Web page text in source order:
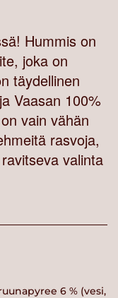
Hummis on
joka on
täydellinen
Vaasan 100%
vain vähän
rasvoja,
valinta
6 % (vesi,